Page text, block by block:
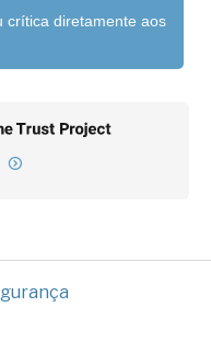
crítica diretamente aos